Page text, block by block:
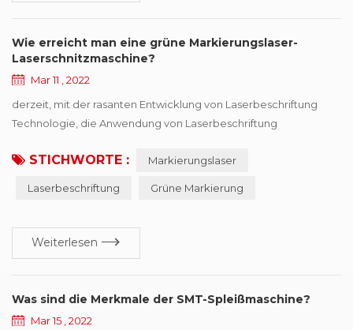
Wie erreicht man eine grüne Markierungslaser-
Laserschnitzmaschine?
Mar 11 , 2022
derzeit, mit der rasanten Entwicklung von Laserbeschriftung
Technologie, die Anwendung von Laserbeschriftung
jetzt können wir viele bereiche sehen die
Laserbeschriftungsmaschine ist unserem gegenwärtigen Leben
Verarbeitung, ha...
STICHWORTE : Markierungslaser
Laserbeschriftung Grüne Markierung
Weiterlesen
Was sind die Merkmale der SMT-Spleißmaschine?
Mar 15 , 2022